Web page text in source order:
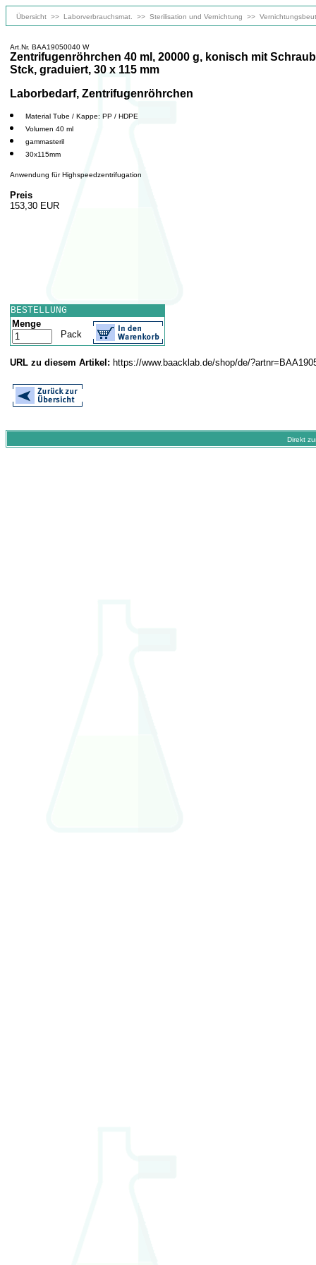
Übersicht >> Laborverbrauchsmat. >> Sterilisation und Vernichtung >>
Art.Nr. BAA19050040 W
Zentrifugenröhrchen 40 ml, 20000 g, konisch mit
Stck, graduiert, 30 x 115 mm
Laborbedarf, Zentrifugenröhrchen
Material Tube / Kappe: PP / HDPE
Volumen 40 ml
gammasteril
30x115mm
Anwendung für Highspeedzentrifugation
Preis
153,30 EUR
BESTELLUNG
Menge
Pack
URL zu diesem Artikel: https://www.baacklab.de/shop/de/
Direkt